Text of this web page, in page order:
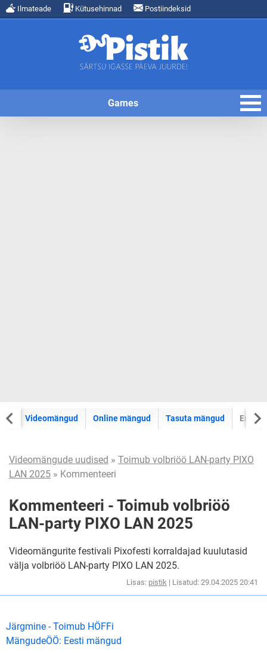
Ilmateade Kütusehinnad Postiindeksid
Games
Videomängud Online mängud Tasuta mängud
Videomängude uudised » Toimub volbriöö LAN-party PIXO
LAN 2025 » Kommenteeri
Kommenteeri - Toimub volbriöö
LAN-party PIXO LAN 2025
Videomängurite festivali Pixofesti korraldajad kuulutasid
välja volbriöö LAN-party PIXO LAN 2025.
Lisas: pistik | Lisatud: 29.04.2025 20:41
Järgmine - Toimub HÖFFi
MängudeÖÖ: Eesti mängud